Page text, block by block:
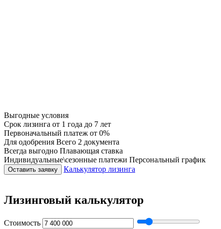
Выгодные условия
Срок лизинга от 1 года до 7 лет
Первоначальный платеж от 0%
Для одобрения Всего 2 документа
Всегда выгодно Плавающая ставка
Индивидуальные\сезонные платежи Персональный график
Оставить заявку Калькулятор лизинга
Лизинговый калькулятор
Стоимость